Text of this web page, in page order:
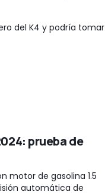
del K4 y podría tomar
prueba de
motor de gasolina 1.5
automática de